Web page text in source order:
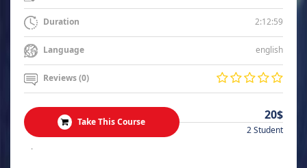
Duration 2:12:59
Language english
Reviews (0)
Take This Course 20$
2 Student
.